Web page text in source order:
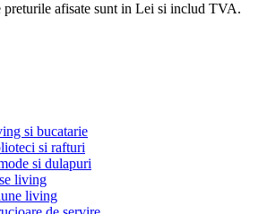
afisate sunt in Lei si includ TVA.
si bucatarie
si rafturi
si dulapuri
living
living